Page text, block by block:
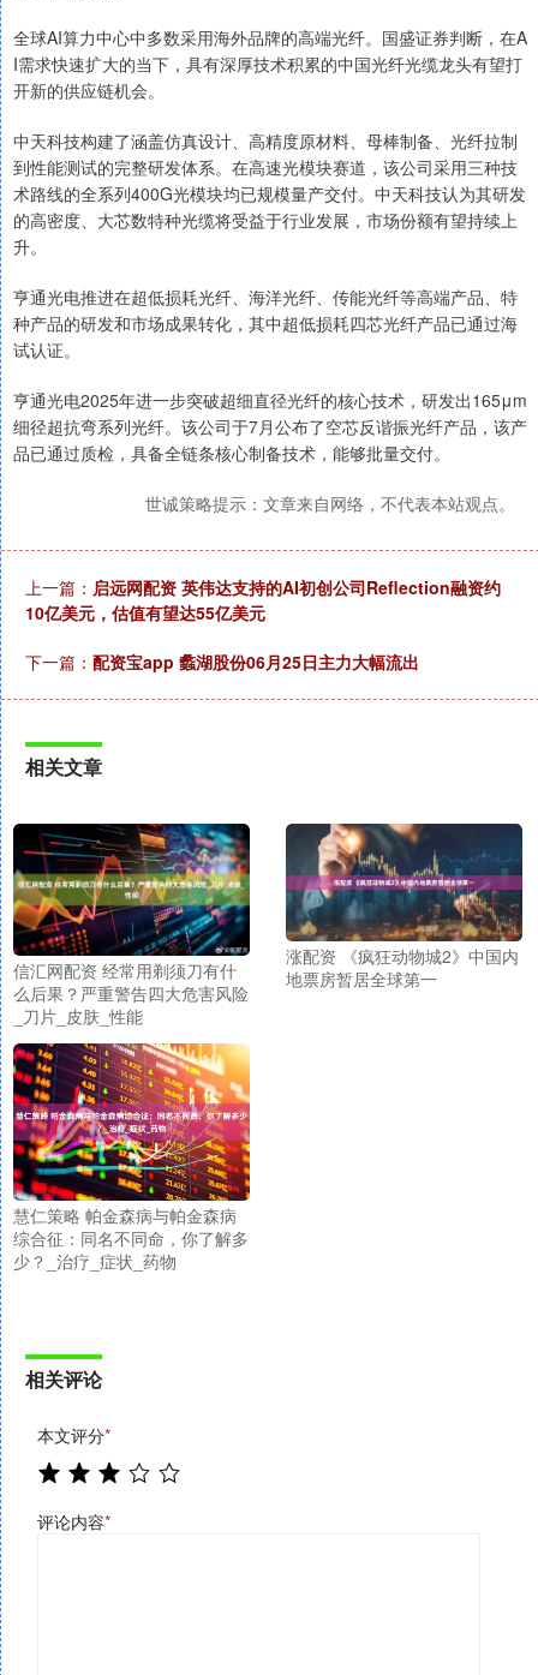
全球AI算力中心中多数采用海外品牌的高端光纤。国盛证券判断，在A
I需求快速扩大的当下，具有深厚技术积累的中国光纤光缆龙头有望打
开新的供应链机会。
中天科技构建了涵盖仿真设计、高精度原材料、母棒制备、光纤拉制
到性能测试的完整研发体系。在高速光模块赛道，该公司采用三种技
术路线的全系列400G光模块均已规模量产交付。中天科技认为其研发
的高密度、大芯数特种光缆将受益于行业发展，市场份额有望持续上
升。
亨通光电推进在超低损耗光纤、海洋光纤、传能光纤等高端产品、特
种产品的研发和市场成果转化，其中超低损耗四芯光纤产品已通过海
试认证。
亨通光电2025年进一步突破超细直径光纤的核心技术，研发出165μm
细径超抗弯系列光纤。该公司于7月公布了空芯反谐振光纤产品，该产
品已通过质检，具备全链条核心制备技术，能够批量交付。
世诚策略提示：文章来自网络，不代表本站观点。
上一篇： 启远网配资 英伟达支持的AI初创公司Reflection融资约
10亿美元，估值有望达55亿美元
下一篇： 配资宝app 蠡湖股份06月25日主力大幅流出
相关文章
信汇网配资 经常用剃须刀有什
么后果？严重警告四大危害风险
_刀片_皮肤_性能
涨配资 《疯狂动物城2》中国内
地票房暂居全球第一
慧仁策略 帕金森病与帕金森病
综合征：同名不同命，你了解多
少？_治疗_症状_药物
相关评论
本文评分*
评论内容*